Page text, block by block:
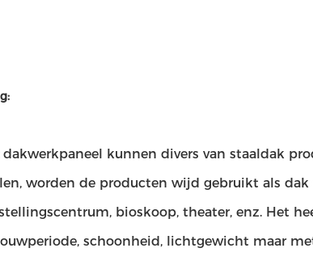
kunnen divers van staaldak
worden de producten wijd gebruikt als dak
bioskoop, theater, enz. Het
schoonheid, lichtgewicht maar